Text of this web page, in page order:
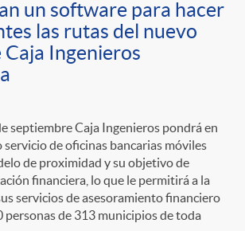
un software para hacer
las rutas del nuevo
Ingenieros
septiembre Caja Ingenieros pondrá en
servicio de oficinas bancarias móviles
de proximidad y su objetivo de
financiera, lo que le permitirá a la
servicios de asesoramiento financiero
personas de 313 municipios de toda